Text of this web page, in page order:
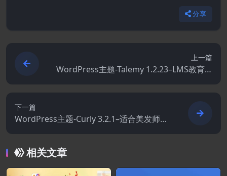
分享
上一篇
WordPress主题-Talemy 1.2.23–LMS教育W
ordPress主题
下一篇
WordPress主题-Curly 3.2.1–适合美发师和
美发沙龙的时尚主题
相关文章